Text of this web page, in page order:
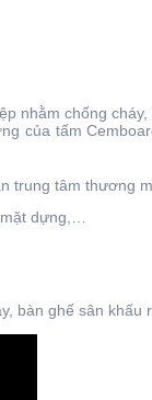
nhằm chống
của tấm
trung tâm thương
dựng,…
bàn ghế sân